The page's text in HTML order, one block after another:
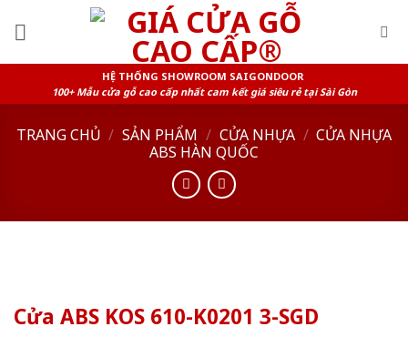
HỆ THỐNG SHOWROOM SAIGONDOOR
100+ Mẫu cửa gỗ cao cấp nhất cam kết giá siêu rẻ tại Sài Gòn
TRANG CHỦ / SẢN PHẨM / CỬA NHỰA / CỬA NHỰA
ABS HÀN QUỐC
Cửa ABS KOS 610-K0201 3-SGD